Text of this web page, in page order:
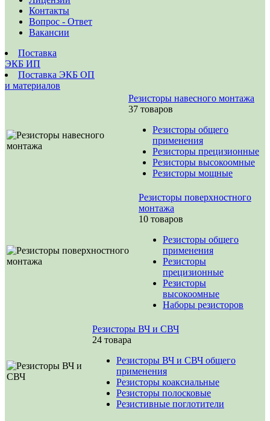
Контакты
Вопрос - Ответ
Вакансии
Поставка
ЭКБ ИП
Поставка ЭКБ ОП
и материалов
Резисторы навесного монтажа
37 товаров
Резисторы общего
применения
Резисторы прецизионные
Резисторы высокоомные
Резисторы мощные
Резисторы поверхностного
монтажа
10 товаров
Резисторы общего
применения
Резисторы
прецизионные
Резисторы
высокоомные
Наборы резисторов
Резисторы ВЧ и СВЧ
24 товара
Резисторы ВЧ и СВЧ общего
применения
Резисторы коаксиальные
Резисторы полосковые
Резистивные поглотители